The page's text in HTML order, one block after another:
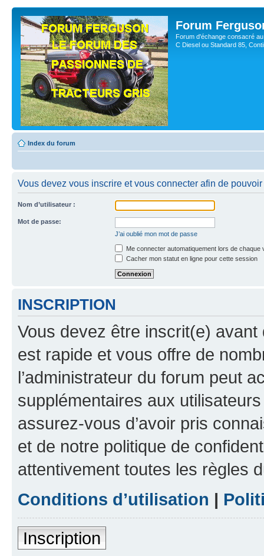
Forum
Forum d'échange consacré
C Diesel ou Standard 85,
Index du forum
Vous devez vous inscrire et vous connecter afin de
Nom d’utilisateur :
Mot de passe:
J’ai oublié mon mot de passe
Me connecter automatiquement lors de chaque
Cacher mon statut en ligne pour cette session
INSCRIPTION
Vous devez être inscrit(e) avant
est rapide et vous offre de
l’administrateur du forum peut
supplémentaires aux
assurez-vous d’avoir pris
et de notre politique de
attentivement toutes les règles
Conditions d’utilisation |
Inscription